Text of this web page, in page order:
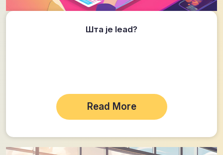
Шта је lead?
Read More